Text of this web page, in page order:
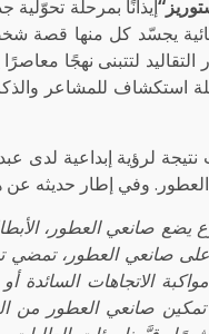
“
يجسّد كل منها قصة
لتتبنى نهجًا
استكشاف للمشاعر
لرؤية إبداعية لدى
وفي إطار حديثه عن
العطور، الأبطال
على صانعي العطور، تمضي
الاتجاهات السائدة
تمكين صانعي العطور